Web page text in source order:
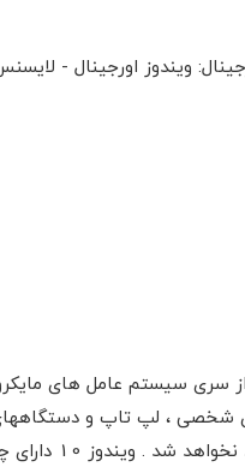
های شخصی ، لپ تاپ و